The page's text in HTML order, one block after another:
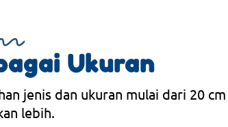
Ukuran
jenis dan ukuran mulai dari 20 cm
lebih.